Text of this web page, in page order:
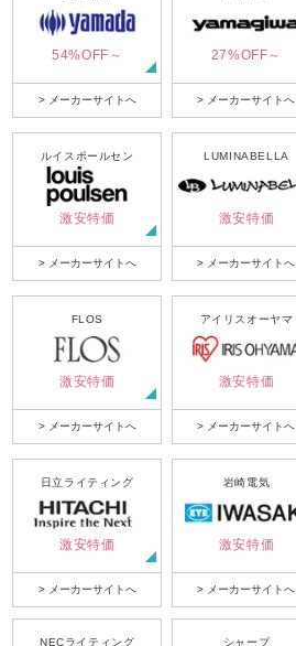
54%OFF～
> メーカーサイトへ
27%OFF～
> メーカーサイトへ
ルイスポールセン
激安特価
> メーカーサイトへ
LUMINABELLA
激安特価
> メーカーサイトへ
FLOS
激安特価
> メーカーサイトへ
アイリスオーヤマ
激安特価
> メーカーサイトへ
日立ライティング
激安特価
> メーカーサイトへ
岩崎電気
激安特価
> メーカーサイトへ
NECライティング シャープ